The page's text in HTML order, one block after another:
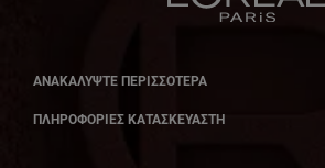
ΑΝΑΚΑΛΎΨΤΕ ΠΕΡΙΣΣΌΤΕΡΑ
ΠΛΗΡΟΦΟΡΙΕΣ ΚΑΤΑΣΚΕΥΑΣΤΗ